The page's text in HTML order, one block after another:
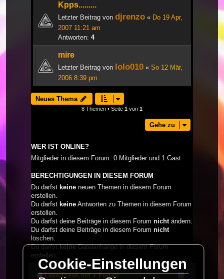
Kpps.........
Letzter Beitrag von djrenzo « Do 19 Apr,
2007 11:21 am
Antworten: 4
mire
Letzter Beitrag von lolo010 « So 12 Mär,
2006 8:39 pm
Neues Thema
8 Themen • Seite 1 von 1
Gehe zu
WER IST ONLINE?
Mitglieder in diesem Forum: 0 Mitglieder und 1 Gast
BERECHTIGUNGEN IN DIESEM FORUM
Du darfst keine neuen Themen in diesem Forum
erstellen.
Du darfst keine Antworten zu Themen in diesem Forum
erstellen.
Du darfst deine Beiträge in diesem Forum nichtändern.
Du darfst deine Beiträge in diesem Forum nicht
löschen.
Du darfstkeineDateianhänge in diesem Forum
erstellen.
LaserFreak.net Forum
Cookie-Einstellungen